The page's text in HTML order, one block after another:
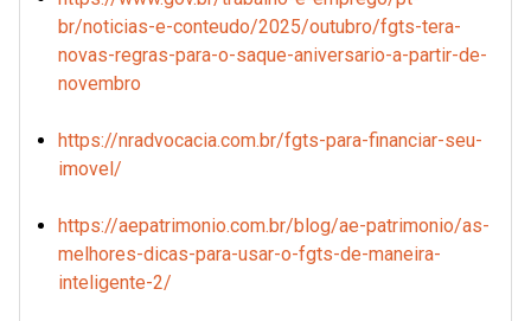
br/noticias-e-conteudo/2025/outubro/fgts-tera-
novas-regras-para-o-saque-aniversario-a-partir-de-
novembro
https://nradvocacia.com.br/fgts-para-financiar-seu-
imovel/
https://aepatrimonio.com.br/blog/ae-patrimonio/as-
melhores-dicas-para-usar-o-fgts-de-maneira-
inteligente-2/